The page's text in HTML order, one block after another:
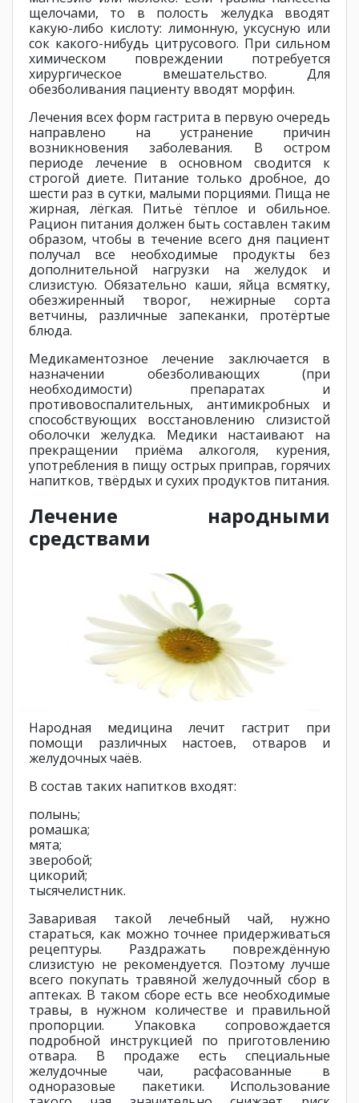
щелочами, то в полость желудка вводят
какую-либо кислоту: лимонную, уксусную или
сок какого-нибудь цитрусового. При сильном
химическом повреждении потребуется
хирургическое вмешательство. Для
обезболивания пациенту вводят морфин.
Лечения всех форм гастрита в первую очередь
направлено на устранение причин
возникновения заболевания. В остром
периоде лечение в основном сводится к
строгой диете. Питание только дробное, до
шести раз в сутки, малыми порциями. Пища не
жирная, лёгкая. Питьё тёплое и обильное.
Рацион питания должен быть составлен таким
образом, чтобы в течение всего дня пациент
получал все необходимые продукты без
дополнительной нагрузки на желудок и
слизистую. Обязательно каши, яйца всмятку,
обезжиренный творог, нежирные сорта
ветчины, различные запеканки, протёртые
блюда.
Медикаментозное лечение заключается в
назначении обезболивающих (при
необходимости) препаратах и
противовоспалительных, антимикробных и
способствующих восстановлению слизистой
оболочки желудка. Медики настаивают на
прекращении приёма алкоголя, курения,
употребления в пищу острых приправ, горячих
напитков, твёрдых и сухих продуктов питания.
Лечение народными
средствами
Народная медицина лечит гастрит при
помощи различных настоев, отваров и
желудочных чаёв.
В состав таких напитков входят:
полынь;
ромашка;
мята;
зверобой;
цикорий;
тысячелистник.
Заваривая такой лечебный чай, нужно
стараться, как можно точнее придерживаться
рецептуры. Раздражать повреждённую
слизистую не рекомендуется. Поэтому лучше
всего покупать травяной желудочный сбор в
аптеках. В таком сборе есть все необходимые
травы, в нужном количестве и правильной
пропорции. Упаковка сопровождается
подробной инструкцией по приготовлению
отвара. В продаже есть специальные
желудочные чаи, расфасованные в
одноразовые пакетики. Использование